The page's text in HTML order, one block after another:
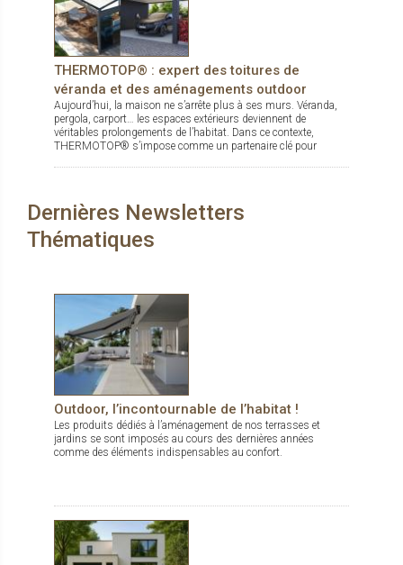
THERMOTOP® : expert des toitures de
véranda et des aménagements outdoor
Aujourd’hui, la maison ne s’arrête plus à ses murs. Véranda,
pergola, carport… les espaces extérieurs deviennent de
véritables prolongements de l’habitat. Dans ce contexte,
THERMOTOP® s’impose comme un partenaire clé pour
Dernières Newsletters
Thématiques
Outdoor, l’incontournable de l’habitat !
Les produits dédiés à l’aménagement de nos terrasses et
jardins se sont imposés au cours des dernières années
comme des éléments indispensables au confort.